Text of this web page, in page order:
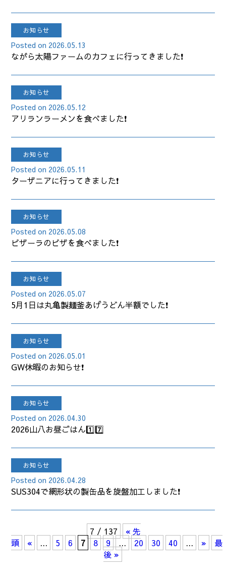
お知らせ
2026.05.13
ながら太陽ファームのカフェに行ってきました❗
お知らせ
2026.05.12
アリランラーメンを食べました❗
お知らせ
2026.05.11
ターザニアに行ってきました❗
お知らせ
2026.05.08
ピザーラのピザを食べました❗
お知らせ
2026.05.07
5月1日は丸亀製麺釜あげうどん半額でした❗
お知らせ
2026.05.01
GW休暇のお知らせ❗
お知らせ
2026.04.30
2026山八お昼ごはん1️⃣7️⃣
お知らせ
2026.04.28
SUS304で網形状の製缶品を旋盤加工しました❗
7 / 137
« 先
頭
« ... 5 6 7 8 9 ... 20 30 40 ... »
最
後 »